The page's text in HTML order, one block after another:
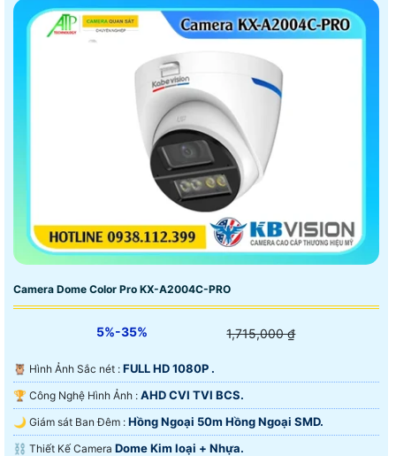
Camera Dome Color Pro KX-A2004C-PRO
5%-35% 1,715,000 ₫
🦉 Hình Ảnh Sắc nét : FULL HD 1080P .
🏆 Công Nghệ Hình Ảnh : AHD CVI TVI BCS.
🌙 Giám sát Ban Đêm : Hồng Ngoại 50m Hồng Ngoại SMD.
⛓ Thiết Kế Camera Dome Kim loại + Nhựa.